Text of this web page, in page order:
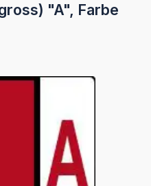
"A", Farbe